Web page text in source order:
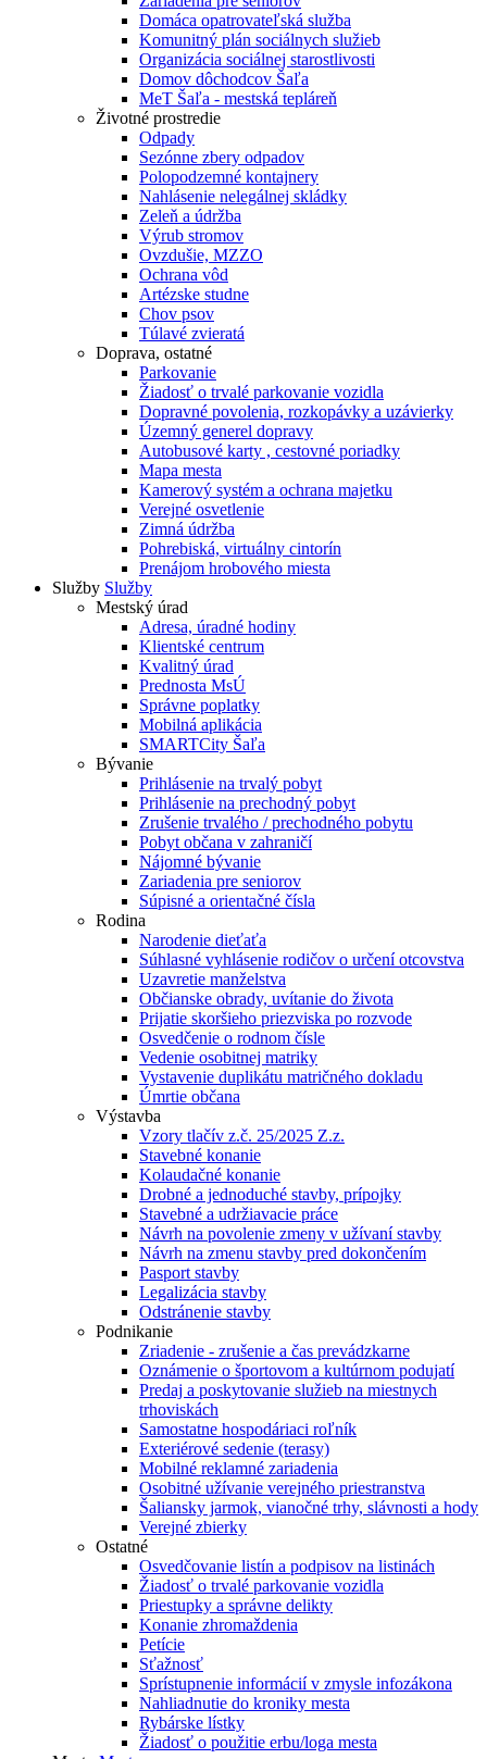
Domáca opatrovateľská služba
Komunitný plán sociálnych služieb
Organizácia sociálnej starostlivosti
Domov dôchodcov Šaľa
MeT Šaľa - mestská tepláreň
Životné prostredie
Odpady
Sezónne zbery odpadov
Polopodzemné kontajnery
Nahlásenie nelegálnej skládky
Zeleň a údržba
Výrub stromov
Ovzdušie, MZZO
Ochrana vôd
Artézske studne
Chov psov
Túlavé zvieratá
Doprava, ostatné
Parkovanie
Žiadosť o trvalé parkovanie vozidla
Dopravné povolenia, rozkopávky a uzávierky
Územný generel dopravy
Autobusové karty , cestovné poriadky
Mapa mesta
Kamerový systém a ochrana majetku
Verejné osvetlenie
Zimná údržba
Pohrebiská, virtuálny cintorín
Prenájom hrobového miesta
Služby Služby
Mestský úrad
Adresa, úradné hodiny
Klientské centrum
Kvalitný úrad
Prednosta MsÚ
Správne poplatky
Mobilná aplikácia
SMARTCity Šaľa
Bývanie
Prihlásenie na trvalý pobyt
Prihlásenie na prechodný pobyt
Zrušenie trvalého / prechodného pobytu
Pobyt občana v zahraničí
Nájomné bývanie
Zariadenia pre seniorov
Súpisné a orientačné čísla
Rodina
Narodenie dieťaťa
Súhlasné vyhlásenie rodičov o určení otcovstva
Uzavretie manželstva
Občianske obrady, uvítanie do života
Prijatie skoršieho priezviska po rozvode
Osvedčenie o rodnom čísle
Vedenie osobitnej matriky
Vystavenie duplikátu matričného dokladu
Úmrtie občana
Výstavba
Vzory tlačív z.č. 25/2025 Z.z.
Stavebné konanie
Kolaudačné konanie
Drobné a jednoduché stavby, prípojky
Stavebné a udržiavacie práce
Návrh na povolenie zmeny v užívaní stavby
Návrh na zmenu stavby pred dokončením
Pasport stavby
Legalizácia stavby
Odstránenie stavby
Podnikanie
Zriadenie - zrušenie a čas prevádzkarne
Oznámenie o športovom a kultúrnom podujatí
Predaj a poskytovanie služieb na miestnych
trhoviskách
Samostatne hospodáriaci roľník
Exteriérové sedenie (terasy)
Mobilné reklamné zariadenia
Osobitné užívanie verejného priestranstva
Šaliansky jarmok, vianočné trhy, slávnosti a hody
Verejné zbierky
Ostatné
Osvedčovanie listín a podpisov na listinách
Žiadosť o trvalé parkovanie vozidla
Priestupky a správne delikty
Konanie zhromaždenia
Petície
Sťažnosť
Sprístupnenie informácií v zmysle infozákona
Nahliadnutie do kroniky mesta
Rybárske lístky
Žiadosť o použitie erbu/loga mesta